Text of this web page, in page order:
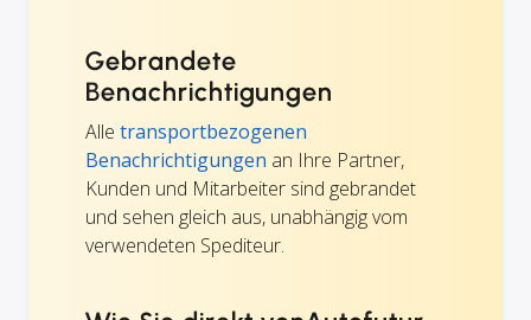
Gebrandete
Benachrichtigungen
Alle transportbezogenen
Benachrichtigungen an Ihre Partner,
Kunden und Mitarbeiter sind gebrandet
und sehen gleich aus, unabhängig vom
verwendeten Spediteur.